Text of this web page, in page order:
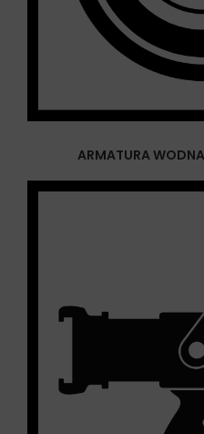
ARMATURA